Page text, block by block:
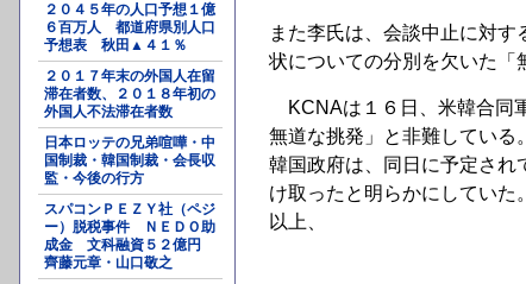
２０４５年の人口予想１億
６百万人 都道府県別人口
予想表 秋田▲４１％
２０１７年末の外国人在留
滞在者数、２０１８年初の
外国人不法滞在者数
日本ロッテの兄弟喧嘩・中
国制裁・韓国制裁・会長収
監・今後の行方
スパコンＰＥＺＹ社（ペジ
ー）脱税事件 ＮＥＤＯ助
成金 文科融資５２億円
齊藤元章・山口敬之
また李氏は、会談中止に対
状についての分別を欠いた「
KCNAは１６日、米韓合同
無道な挑発」と非難している。
韓国政府は、同日に予定され
け取ったと明らかにしていた。
以上、